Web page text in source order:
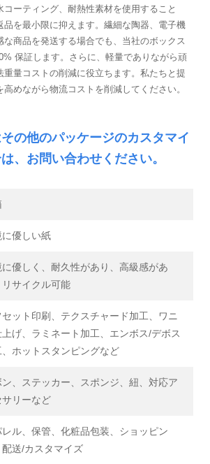
ーティング、耐熱性素材を使用すること
品を最小限に抑えます。繊細な陶器、電子機
な商品を発送する場合でも、当社のボックス
保証します。さらに、軽量でありながら頑
重量コストの削減に役立ちます。私たちと提
めながら物流コストを削減してください。
の他のパッケージのカスタマイ
、お問い合わせください。
に優しい紙
に優しく、耐久性があり、高級感があ
リサイクル可能
セット印刷、テクスチャード加工、ワニ
上げ、ラミネート加工、エンボス/デボス
、ホットスタンピングなど
ン、ステッカー、スポンジ、紐、対応ア
サリーなど
レル、保管、化粧品包装、ショッピン
配送/カスタマイズ